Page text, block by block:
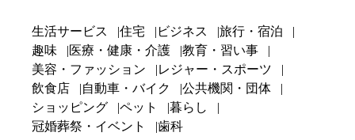
生活サービス 住宅 ビジネス
旅行・宿泊
趣味
医療・健康・介護
教育・習い事
美容・ファッション
レジャー・スポーツ
飲食店
自動車・バイク
公共機関・団体
ショッピング
ペット
暮らし
冠婚葬祭・イベント
歯科